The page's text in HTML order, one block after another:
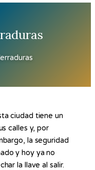
ciudad tiene un
calles y, por
la seguridad
y hoy ya no
la llave al salir.